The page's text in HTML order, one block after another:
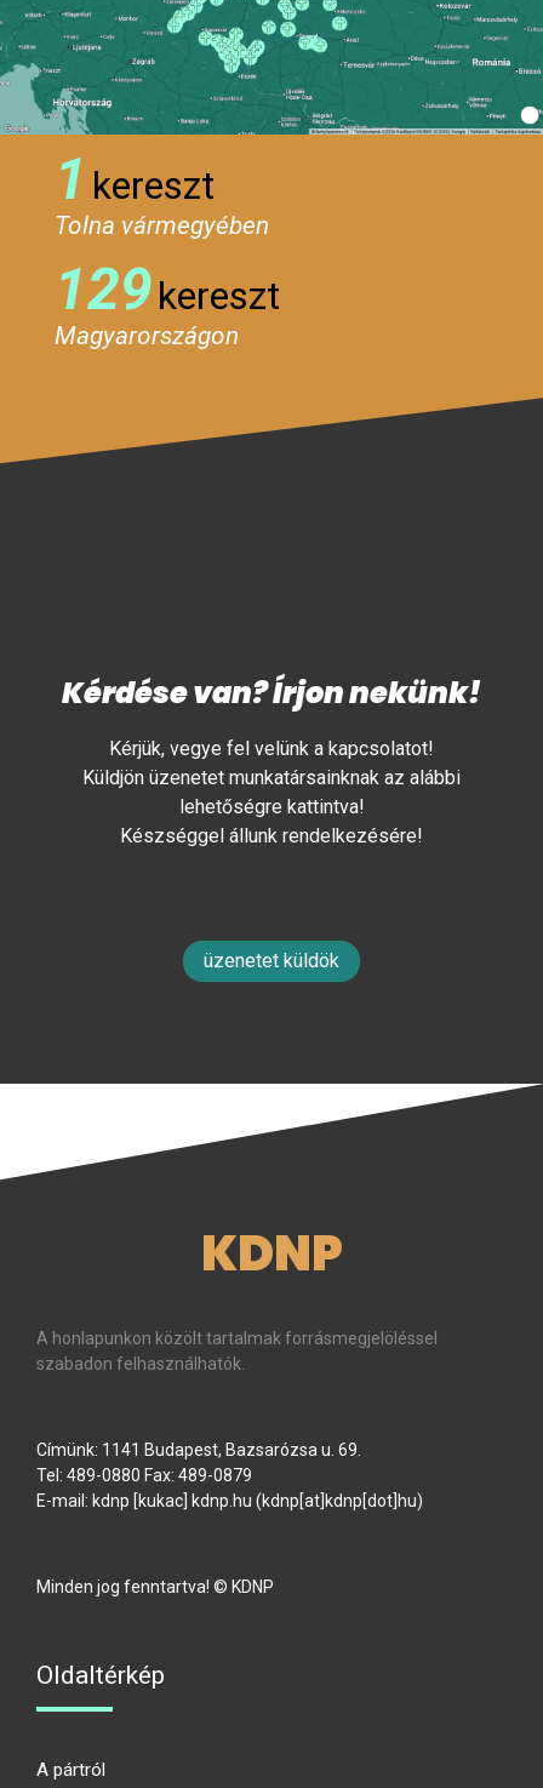
1 kereszt
Tolna vármegyében
129kereszt
Magyarországon
Kérdése van? Írjon nekünk!
Kérjük, vegye fel velünk a kapcsolatot!
Küldjön üzenetet munkatársainknak az alábbi
lehetőségre kattintva!
Készséggel állunk rendelkezésére!
üzenetet küldök
KDNP
A honlapunkon közölt tartalmak forrásmegjelöléssel
szabadon felhasználhatók.
Címünk: 1141 Budapest, Bazsarózsa u. 69.
Tel: 489-0880 Fax: 489-0879
E-mail: kdnp [kukac] kdnp.hu (kdnp[at]kdnp[dot]hu)
Minden jog fenntartva! © KDNP
Oldaltérkép
A pártról